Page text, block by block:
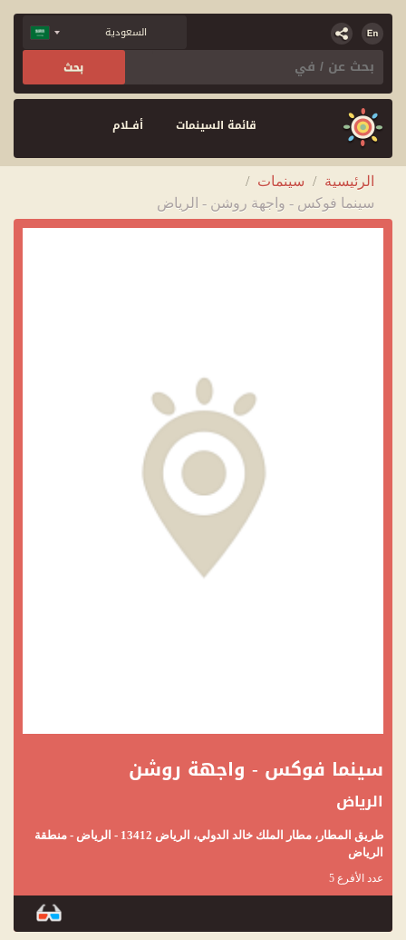
قائمة السينمات أفــلام
الرئيسية / سينمات /
سينما فوكس - واجهة روشن - الرياض
سينما فوكس - واجهة روشن
الرياض
طريق المطار، مطار الملك خالد الدولي، الرياض 13412 - الرياض - منطقة
الرياض
عدد الأفرع 5